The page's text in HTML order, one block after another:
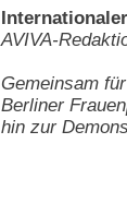
AVIVA-
Gemeinsam
Berliner
hin zur